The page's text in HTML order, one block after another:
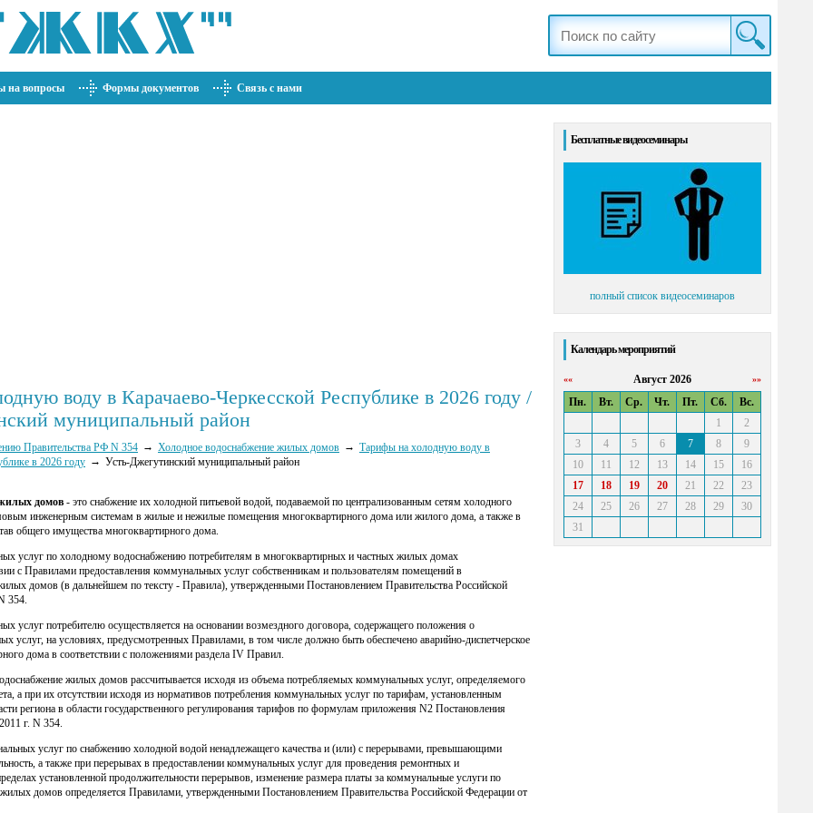
на вопросы Формы документов Связь с нами
воду в Карачаево-Черкесской Республике в 2026 году /
муниципальный район
Правительства РФ N 354 Холодное водоснабжение жилых домов
Тарифы на холодную воду в
в 2026 году
Усть-Джегутинский муниципальный район
домов - это снабжение их холодной питьевой водой, подаваемой по централизованным сетям холодного
инженерным системам в жилые и нежилые помещения многоквартирного дома или жилого дома, а также в
общего имущества многоквартирного дома.
услуг по холодному водоснабжению потребителям в многоквартирных и частных жилых домах
с Правилами предоставления коммунальных услуг собственникам и пользователям помещений в
домов (в дальнейшем по тексту - Правила), утвержденными Постановлением Правительства Российской
354.
услуг потребителю осуществляется на основании возмездного договора, содержащего положения о
услуг, на условиях, предусмотренных Правилами, в том числе должно быть обеспечено аварийно-диспетчерское
дома в соответствии с положениями раздела IV Правил.
жилых домов рассчитывается исходя из объема потребляемых коммунальных услуг, определяемого
а при их отсутствии исходя из нормативов потребления коммунальных услуг по тарифам, установленным
региона в области государственного регулирования тарифов по формулам приложения N2 Постановления
г. N 354.
услуг по снабжению холодной водой ненадлежащего качества и (или) с перерывами, превышающими
а также при перерывах в предоставлении коммунальных услуг для проведения ремонтных и
установленной продолжительности перерывов, изменение размера платы за коммунальные услуги по
домов определяется Правилами, утвержденными Постановлением Правительства Российской Федерации от
Бесплатные видеосеминары
полный список видеосеминаров
Календарь мероприятий
«« »»
Август 2026
Пн.
Вт. Ср. Чт. Пт. Сб.
Вс.
1
2
3
4 5 6 7 8
9
10
11 12 13 14 15
16
17
18 19 20 21 22
23
24
25 26 27 28 29
30
31